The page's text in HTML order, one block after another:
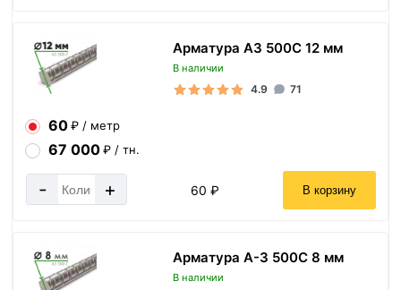
Арматура А3 500С 12 мм
В наличии
4.9 71
60₽ / метр
67 000₽ / тн.
- + 60 ₽ В корзину
Арматура А-3 500С 8 мм
В наличии